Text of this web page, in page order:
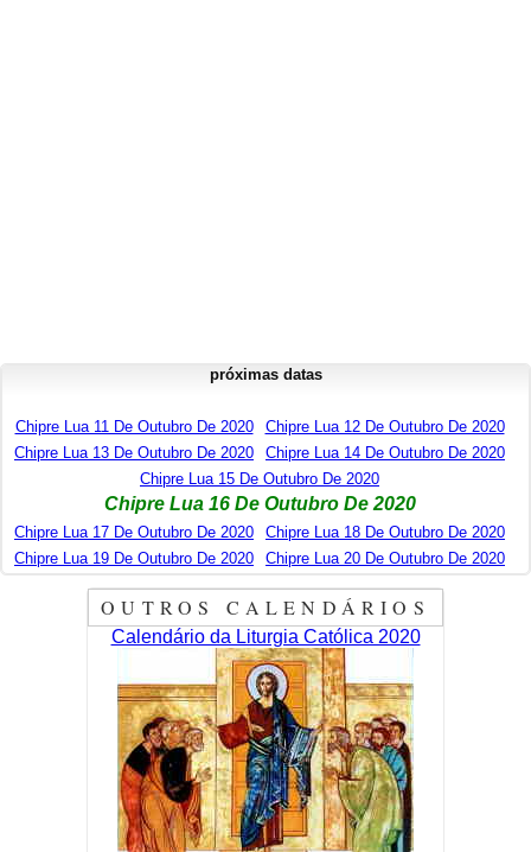
próximas datas
Chipre Lua 11 De Outubro De 2020
Chipre Lua 12 De Outubro De 2020
Chipre Lua 13 De Outubro De 2020
Chipre Lua 14 De Outubro De 2020
Chipre Lua 15 De Outubro De 2020
Chipre Lua 16 De Outubro De 2020
Chipre Lua 17 De Outubro De 2020
Chipre Lua 18 De Outubro De 2020
Chipre Lua 19 De Outubro De 2020
Chipre Lua 20 De Outubro De 2020
OUTROS CALENDÁRIOS
Calendário da Liturgia Católica 2020